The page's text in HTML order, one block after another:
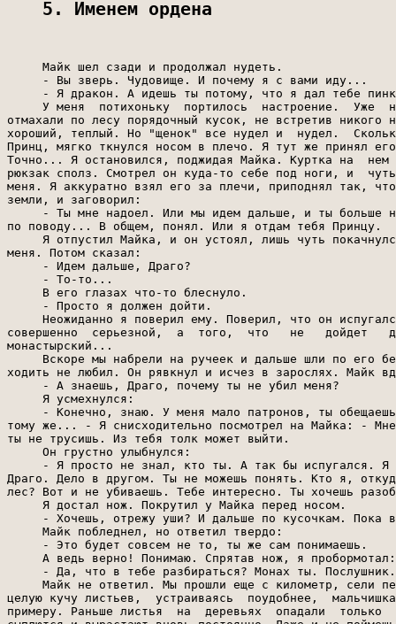
5. Именем ордена